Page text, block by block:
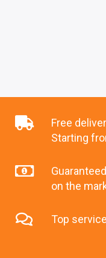
Free
Starting
on the
Top service